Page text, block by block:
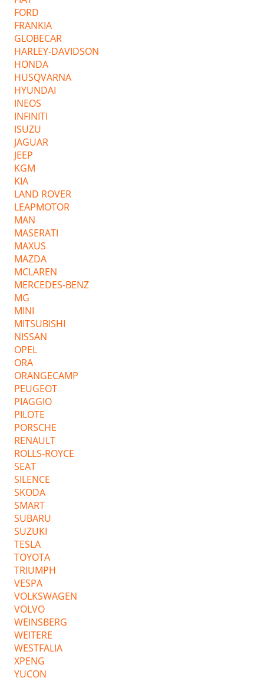
FORD
FRANKIA
GLOBECAR
HARLEY-DAVIDSON
HONDA
HUSQVARNA
HYUNDAI
INEOS
INFINITI
ISUZU
JAGUAR
JEEP
KGM
KIA
LAND ROVER
LEAPMOTOR
MAN
MASERATI
MAXUS
MAZDA
MCLAREN
MERCEDES-BENZ
MG
MINI
MITSUBISHI
NISSAN
OPEL
ORA
ORANGECAMP
PEUGEOT
PIAGGIO
PILOTE
PORSCHE
RENAULT
ROLLS-ROYCE
SEAT
SILENCE
SKODA
SMART
SUBARU
SUZUKI
TESLA
TOYOTA
TRIUMPH
VESPA
VOLKSWAGEN
VOLVO
WEINSBERG
WEITERE
WESTFALIA
XPENG
YUCON